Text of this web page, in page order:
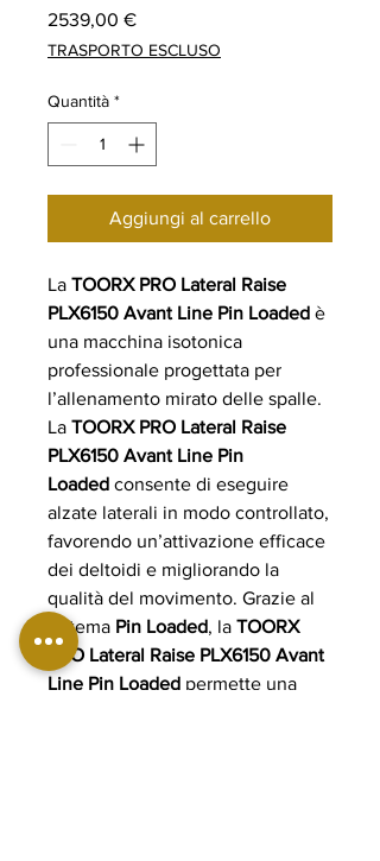
2539,00 €Prezzo
TRASPORTO ESCLUSO
Quantità *
Aggiungi al carrello
La TOORX PRO Lateral Raise
PLX6150 Avant Line Pin Loaded è
una macchina isotonica
professionale progettata per
l’allenamento mirato delle spalle.
La TOORX PRO Lateral Raise
PLX6150 Avant Line Pin
Loaded consente di eseguire
alzate laterali in modo controllato,
favorendo un’attivazione efficace
dei deltoidi e migliorando la
qualità del movimento. Grazie al
sistema Pin Loaded, la TOORX
PRO Lateral Raise PLX6150 Avant
Line Pin Loaded permette una